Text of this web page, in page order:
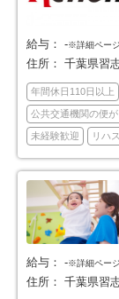
君津市 2
浦安市 46
袖ケ浦市 11
印西市 23
富里市 12
匝瑳市 4
給与： -※詳細ペー
住所： 千葉県習
年間休日110日以上
公共交通機関の便
未経験歓迎 リハ
給与： -※詳細ペー
住所： 千葉県習